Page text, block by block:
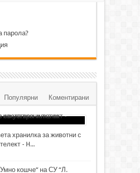
парола?
Популярни Коментирани
хранилка за животни с
- H...
„Умно кошче“ на СУ “Л.